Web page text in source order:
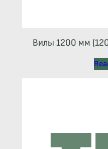
Вилы 1200 мм